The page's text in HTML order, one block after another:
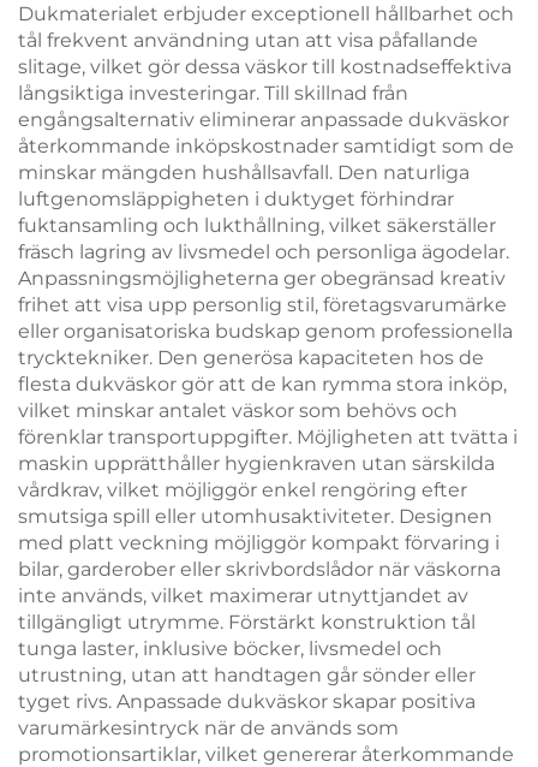
Dukmaterialet erbjuder exceptionell hållbarhet och
tål frekvent användning utan att visa påfallande
slitage, vilket gör dessa väskor till kostnadseffektiva
långsiktiga investeringar. Till skillnad från
engångsalternativ eliminerar anpassade dukväskor
återkommande inköpskostnader samtidigt som de
minskar mängden hushållsavfall. Den naturliga
luftgenomsläppigheten i duktyget förhindrar
fuktansamling och lukthållning, vilket säkerställer
fräsch lagring av livsmedel och personliga ägodelar.
Anpassningsmöjligheterna ger obegränsad kreativ
frihet att visa upp personlig stil, företagsvarumärke
eller organisatoriska budskap genom professionella
trycktekniker. Den generösa kapaciteten hos de
flesta dukväskor gör att de kan rymma stora inköp,
vilket minskar antalet väskor som behövs och
förenklar transportuppgifter. Möjligheten att tvätta i
maskin upprätthåller hygienkraven utan särskilda
vårdkrav, vilket möjliggör enkel rengöring efter
smutsiga spill eller utomhusaktiviteter. Designen
med platt veckning möjliggör kompakt förvaring i
bilar, garderober eller skrivbordslådor när väskorna
inte används, vilket maximerar utnyttjandet av
tillgängligt utrymme. Förstärkt konstruktion tål
tunga laster, inklusive böcker, livsmedel och
utrustning, utan att handtagen går sönder eller
tyget rivs. Anpassade dukväskor skapar positiva
varumärkesintryck när de används som
promotionsartiklar, vilket genererar återkommande